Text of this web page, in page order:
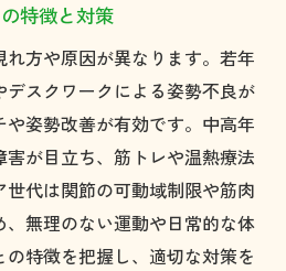
特徴と対策
方や原因が異なります。若年
スクワークによる姿勢不良が
姿勢改善が有効です。中高年
が目立ち、筋トレや温熱療法
代は関節の可動域制限や筋肉
無理のない運動や日常的な体
特徴を把握し、適切な対策を